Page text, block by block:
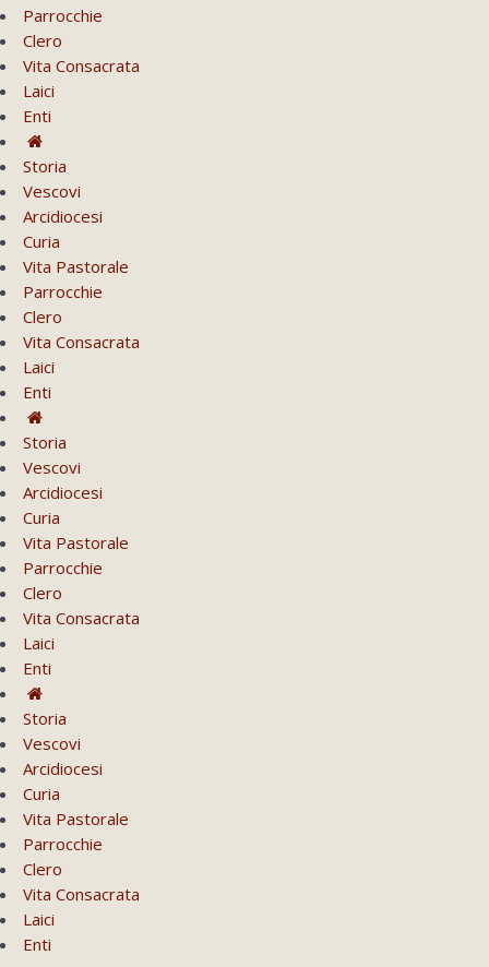
Parrocchie
Clero
Vita Consacrata
Laici
Enti
Storia
Vescovi
Arcidiocesi
Curia
Vita Pastorale
Parrocchie
Clero
Vita Consacrata
Laici
Enti
Storia
Vescovi
Arcidiocesi
Curia
Vita Pastorale
Parrocchie
Clero
Vita Consacrata
Laici
Enti
Storia
Vescovi
Arcidiocesi
Curia
Vita Pastorale
Parrocchie
Clero
Vita Consacrata
Laici
Enti